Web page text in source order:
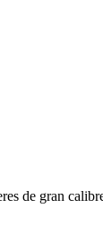
de gran